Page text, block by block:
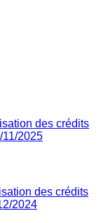
des crédits
2025
des crédits
2024